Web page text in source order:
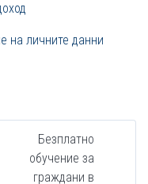
на личните данни
Безплатно
обучение за
граждани в